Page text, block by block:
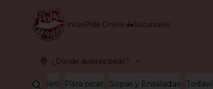
InicioPide Online 🛵Sucursales
¿Dónde quieres pedir?
Irresistibles! Para picar Sopas y Ensaladas